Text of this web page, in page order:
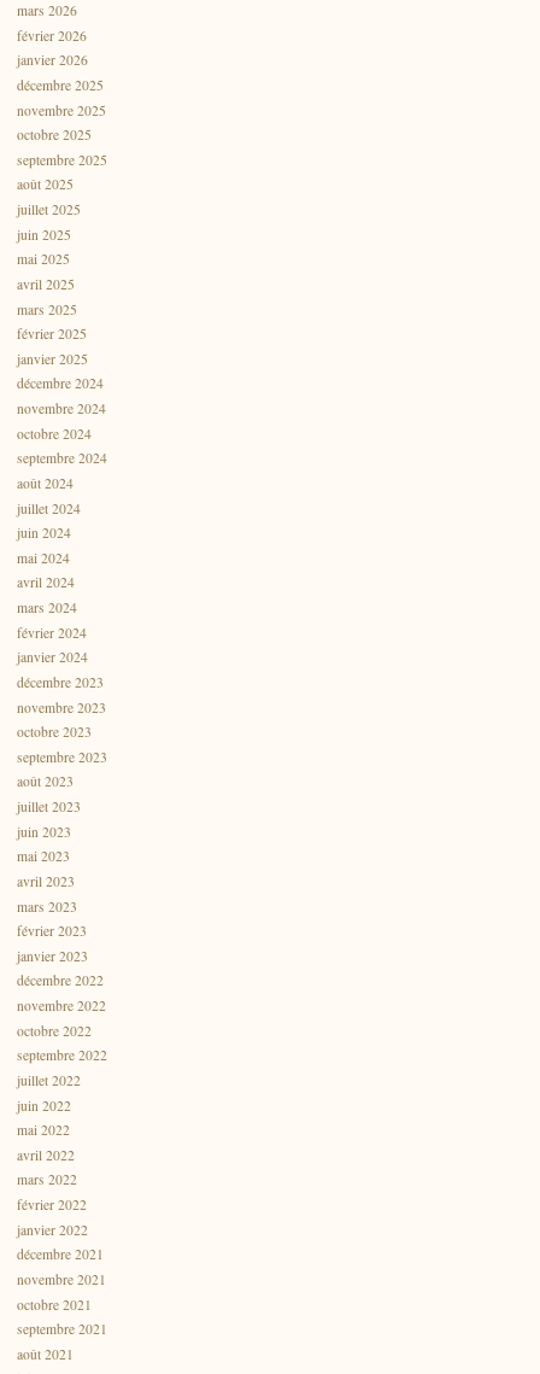
mars 2026
février 2026
janvier 2026
décembre 2025
novembre 2025
octobre 2025
septembre 2025
août 2025
juillet 2025
juin 2025
mai 2025
avril 2025
mars 2025
février 2025
janvier 2025
décembre 2024
novembre 2024
octobre 2024
septembre 2024
août 2024
juillet 2024
juin 2024
mai 2024
avril 2024
mars 2024
février 2024
janvier 2024
décembre 2023
novembre 2023
octobre 2023
septembre 2023
août 2023
juillet 2023
juin 2023
mai 2023
avril 2023
mars 2023
février 2023
janvier 2023
décembre 2022
novembre 2022
octobre 2022
septembre 2022
juillet 2022
juin 2022
mai 2022
avril 2022
mars 2022
février 2022
janvier 2022
décembre 2021
novembre 2021
octobre 2021
septembre 2021
août 2021